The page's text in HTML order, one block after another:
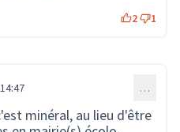
2 1
…
minéral, au lieu d'être